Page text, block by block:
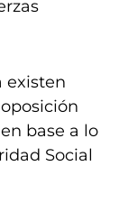
existen
base a lo
Social